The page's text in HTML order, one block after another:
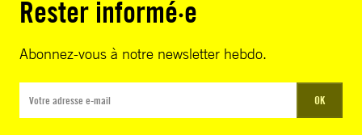
Rester informé·e
Abonnez-vous à notre newsletter hebdo.
OK